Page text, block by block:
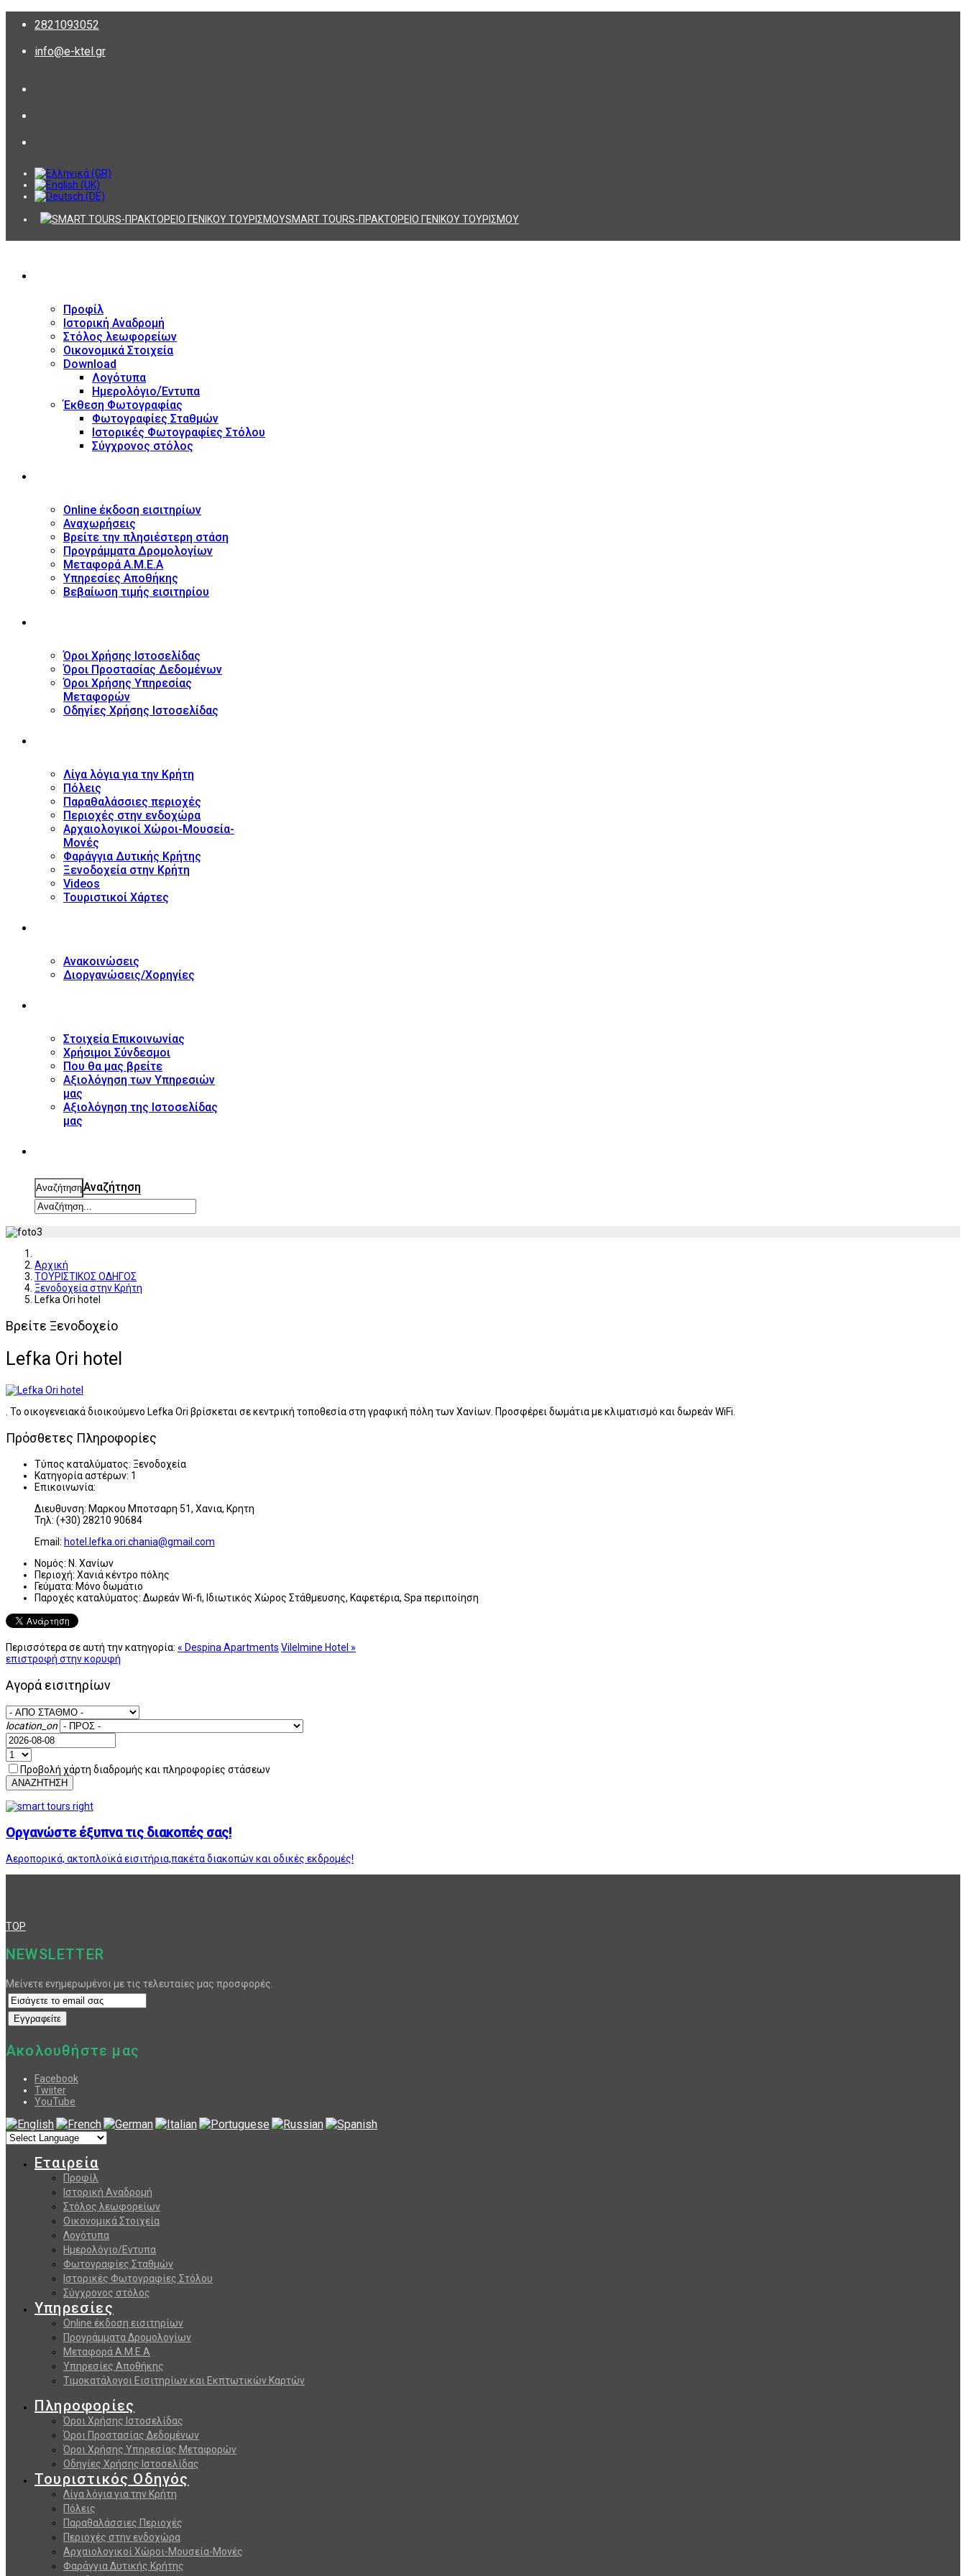
2821093052
info@e-ktel.gr
SMART TOURS-ΠΡΑΚΤΟΡΕΙΟ ΓΕΝΙΚΟΥ ΤΟΥΡΙΣΜΟΥ
Προφίλ
Ιστορική Αναδρομή
Στόλος λεωφορείων
Οικονομικά Στοιχεία
Download
Λογότυπα
Ημερολόγιο/Έντυπα
Έκθεση Φωτογραφίας
Φωτογραφίες Σταθμών
Ιστορικές Φωτογραφίες Στόλου
Σύγχρονος στόλος
Online έκδοση εισιτηρίων
Αναχωρήσεις
Βρείτε την πλησιέστερη στάση
Προγράμματα Δρομολογίων
Μεταφορά Α.Μ.Ε.Α
Υπηρεσίες Αποθήκης
Βεβαίωση τιμής εισιτηρίου
Όροι Χρήσης Ιστοσελίδας
Όροι Προστασίας Δεδομένων
Όροι Χρήσης Υπηρεσίας
Μεταφορών
Οδηγίες Χρήσης Ιστοσελίδας
Λίγα λόγια για την Κρήτη
Πόλεις
Παραθαλάσσιες περιοχές
Περιοχές στην ενδοχώρα
Αρχαιολογικοί Χώροι-Μουσεία-
Μονές
Φαράγγια Δυτικής Κρήτης
Ξενοδοχεία στην Κρήτη
Videos
Τουριστικοί Χάρτες
Ανακοινώσεις
Διοργανώσεις/Χορηγίες
Στοιχεία Επικοινωνίας
Χρήσιμοι Σύνδεσμοι
Που θα μας βρείτε
Αξιολόγηση των Υπηρεσιών
μας
Αξιολόγηση της Ιστοσελίδας
μας
ΑναζήτησηΑναζήτηση
Αρχική
ΤΟΥΡΙΣΤΙΚΟΣ ΟΔΗΓΟΣ
Ξενοδοχεία στην Κρήτη
Lefka Ori hotel
Βρείτε Ξενοδοχείο
Lefka Ori hotel
. Το οικογενειακά διοικούμενο Lefka Ori βρίσκεται σε κεντρική τοποθεσία στη γραφική πόλη των Χανίων. Προσφέρει δωμάτια με κλιματισμό και δωρεάν WiFi.
Πρόσθετες Πληροφορίες
Τύπος καταλύματος: Ξενοδοχεία
Κατηγορία αστέρων: 1
Επικοινωνία:
Διευθυνση: Μαρκου Μποτσαρη 51, Χανια, Κρητη
Τηλ: (+30) 28210 90684
Email: hotel.lefka.ori.chania@gmail.com
Νομός: Ν. Χανίων
Περιοχή: Χανιά κέντρο πόλης
Γεύματα: Μόνο δωμάτιο
Παροχές καταλύματος: Δωρεάν Wi-fi, Ιδιωτικός Χώρος Στάθμευσης, Καφετέρια, Spa περιποίηση
Περισσότερα σε αυτή την κατηγορία: « Despina Apartments Vilelmine Hotel »
επιστροφή στην κορυφή
Αγορά εισιτηρίων
location_on
Προβολή χάρτη διαδρομής και πληροφορίες στάσεων
ΑΝΑΖΗΤΗΣΗ
Οργανώστε έξυπνα τις διακοπές σας!
Αεροπορικά, ακτοπλοϊκά εισιτήρια,πακέτα διακοπών και οδικές εκδρομές!
TOP
NEWSLETTER
Μείνετε ενημερωμένοι με τις τελευταίες μας προσφορές.
Ακολουθήστε μας
Facebook
Twiiter
YouTube
Εταιρεία
Προφίλ
Ιστορική Αναδρομή
Στόλος λεωφορείων
Οικονομικά Στοιχεία
Λογότυπα
Ημερολόγιο/Εντυπα
Φωτογραφίες Σταθμών
Ιστορικές Φωτογραφίες Στόλου
Σύγχρονος στόλος
Υπηρεσίες
Online έκδοση εισιτηρίων
Προγράμματα Δρομολογίων
Μεταφορά Α.Μ.Ε.Α
Υπηρεσίες Αποθήκης
Τιμοκατάλογοι Εισιτηρίων και Εκπτωτικών Καρτών
Πληροφορίες
Όροι Χρήσης Ιστοσελίδας
Όροι Προστασίας Δεδομένων
Όροι Χρήσης Υπηρεσίας Μεταφορών
Οδηγίες Χρήσης Ιστοσελίδας
Τουριστικός Οδηγός
Λίγα λόγια για την Κρήτη
Πόλεις
Παραθαλάσσιες Περιοχές
Περιοχές στην ενδοχώρα
Αρχαιολογικοί Χώροι-Μουσεία-Μονές
Φαράγγια Δυτικής Κρήτης